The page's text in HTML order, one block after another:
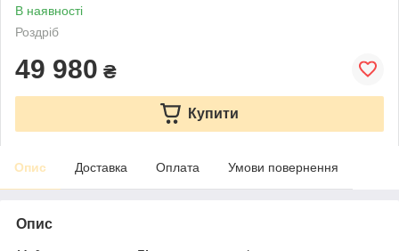
В наявності
Роздріб
49 980 ₴
Купити
Опис Доставка Оплата Умови повернення
Опис